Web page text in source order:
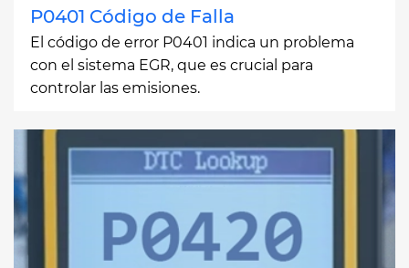
P0401 Código de Falla
El código de error P0401 indica un problema
con el sistema EGR, que es crucial para
controlar las emisiones.